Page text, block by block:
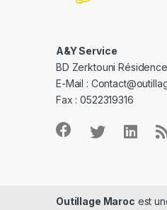
A&Y Service
BD Zerktouni
E-Mail :
Fax : 0522319316
Outillage Maroc est